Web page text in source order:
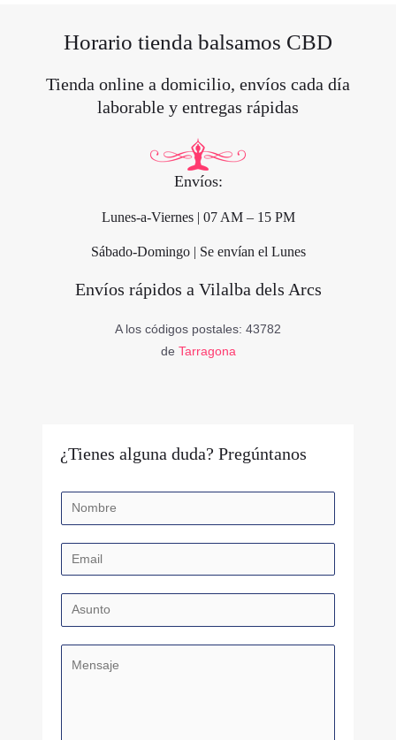
Horario tienda balsamos CBD
Tienda online a domicilio, envíos cada día
laborable y entregas rápidas
Envíos:
Lunes-a-Viernes | 07 AM – 15 PM
Sábado-Domingo | Se envían el Lunes
Envíos rápidos a Vilalba dels Arcs
A los códigos postales: 43782
de Tarragona
¿Tienes alguna duda? Pregúntanos